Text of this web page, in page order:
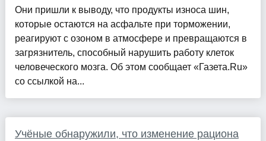
Они пришли к выводу, что продукты износа шин,
которые остаются на асфальте при торможении,
реагируют с озоном в атмосфере и превращаются в
загрязнитель, способный нарушить работу клеток
человеческого мозга. Об этом сообщает «Газета.Ru»
со ссылкой на...
Учёные обнаружили, что изменение рациона